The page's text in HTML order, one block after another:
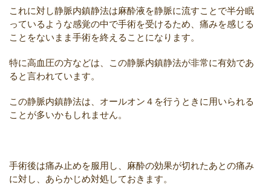
これに対し静脈内鎮静法は麻酔液を静脈に流すことで半分眠
っているような感覚の中で手術を受けるため、痛みを感じる
ことをないまま手術を終えることになります。
特に高血圧の方などは、この静脈内鎮静法が非常に有効であ
ると言われています。
この静脈内鎮静法は、オールオン４を行うときに用いられる
ことが多いかもしれません。
手術後は痛み止めを服用し、麻酔の効果が切れたあとの痛み
に対し、あらかじめ対処しておきます。